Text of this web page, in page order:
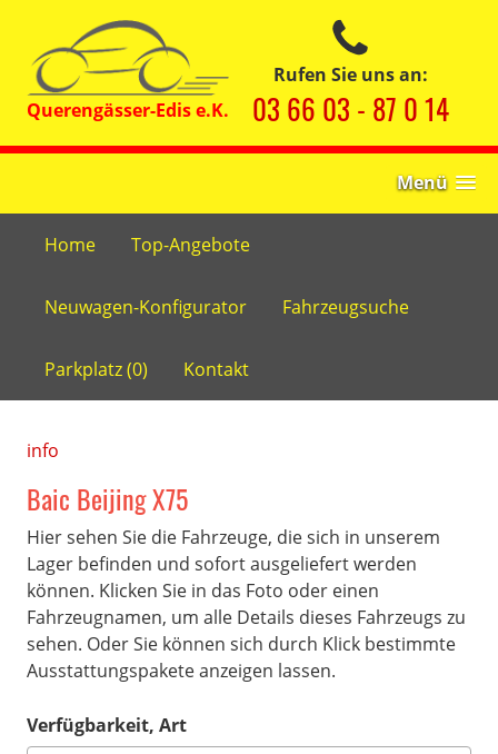
Rufen Sie uns an:
03 66 03 - 87 0 14
Menü
Home Top-Angebote
Neuwagen-Konfigurator Fahrzeugsuche
Parkplatz (0) Kontakt
info
Baic Beijing X75
Hier sehen Sie die Fahrzeuge, die sich in unserem
Lager befinden und sofort ausgeliefert werden
können. Klicken Sie in das Foto oder einen
Fahrzeugnamen, um alle Details dieses Fahrzeugs zu
sehen. Oder Sie können sich durch Klick bestimmte
Ausstattungspakete anzeigen lassen.
Verfügbarkeit, Art